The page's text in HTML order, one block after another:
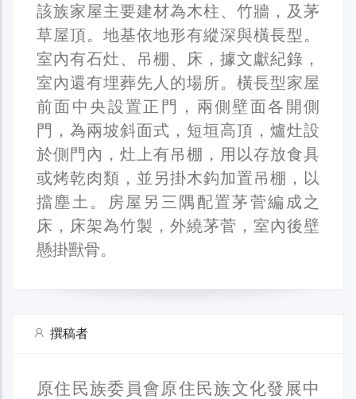
該族家屋主要建材為木柱、竹牆，及茅
草屋頂。地基依地形有縱深與橫長型。
室內有石灶、吊棚、床，據文獻紀錄，
室內還有埋葬先人的場所。橫長型家屋
前面中央設置正門，兩側壁面各開側
門，為兩坡斜面式，短垣高頂，爐灶設
於側門內，灶上有吊棚，用以存放食具
或烤乾肉類，並另掛木鈎加置吊棚，以
擋塵土。房屋另三隅配置茅菅編成之
床，床架為竹製，外繞茅菅，室內後壁
懸掛獸骨。
撰稿者
原住民族委員會原住民族文化發展中